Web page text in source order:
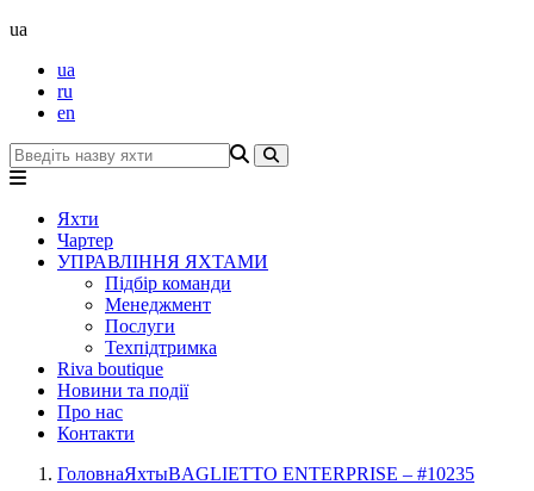
ua
ua
ru
en
Яхти
Чартер
УПРАВЛІННЯ ЯХТАМИ
Підбір команди
Менеджмент
Послуги
Техпідтримка
Riva boutique
Новини та події
Про нас
Контакти
ГоловнаЯхтыBAGLIETTO ENTERPRISE – #10235